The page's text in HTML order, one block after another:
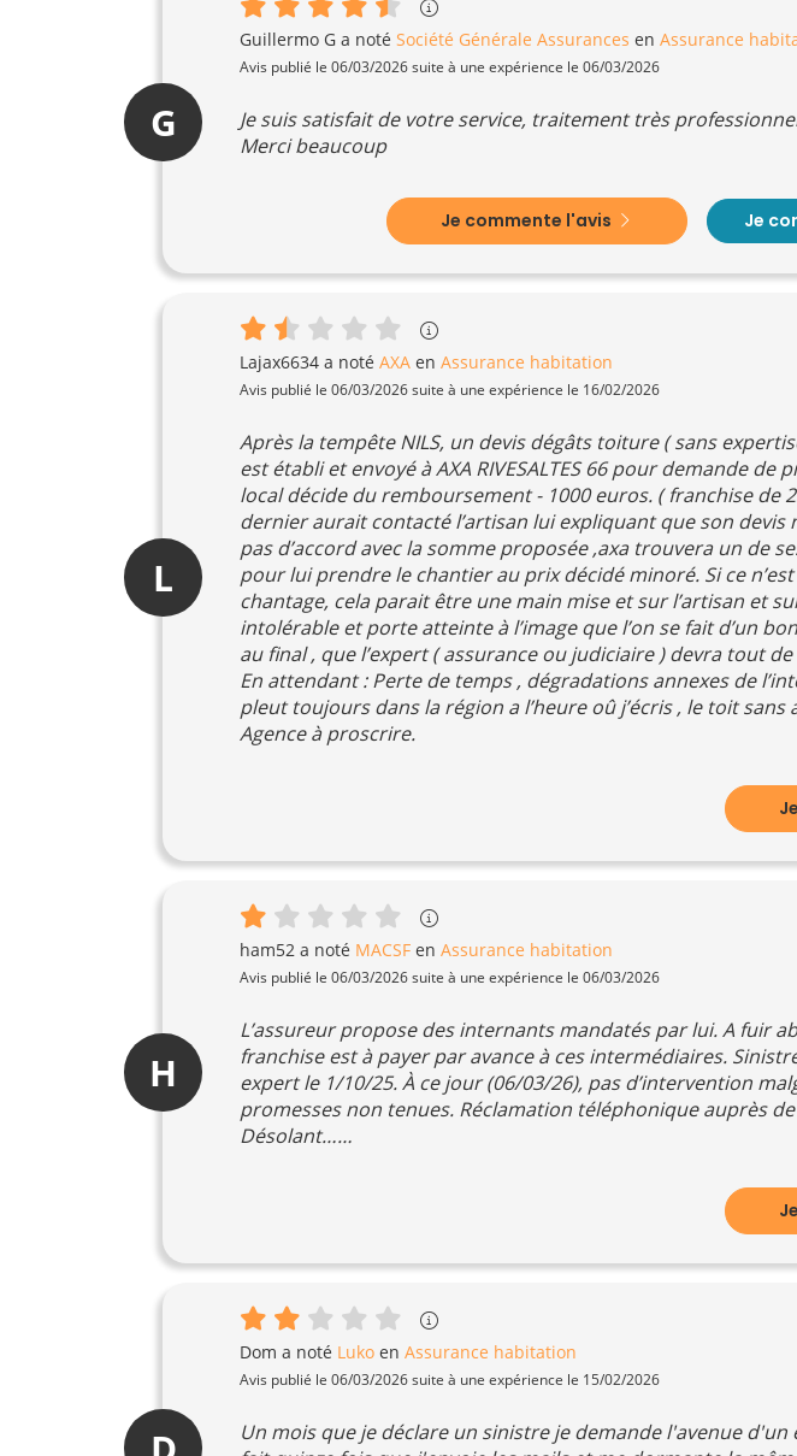
G
Guillermo G a noté Société Générale Assurances en Assurance
Avis publié le 06/03/2026 suite à une expérience le 06/03/2026
Je suis satisfait de votre service, traitement très
Merci beaucoup
Je commente l'avis Je
L
Lajax6634 a noté AXA en Assurance habitation
Avis publié le 06/03/2026 suite à une expérience le 16/02/2026
Après la tempête NILS, un devis dégâts toiture ( sans
est établi et envoyé à AXA RIVESALTES 66 pour demande de
local décide du remboursement - 1000 euros. ( franchise de
dernier aurait contacté l’artisan lui expliquant que son devis
pas d’accord avec la somme proposée ,axa trouvera un de
pour lui prendre le chantier au prix décidé minoré. Si ce
chantage, cela parait être une main mise et sur l’artisan et
intolérable et porte atteinte à l’image que l’on se fait d’un
au final , que l’expert ( assurance ou judiciaire ) devra tout
En attendant : Perte de temps , dégradations annexes de
pleut toujours dans la région a l’heure oû j’écris , le toit
Agence à proscrire.
H
ham52 a noté MACSF en Assurance habitation
Avis publié le 06/03/2026 suite à une expérience le 06/03/2026
L’assureur propose des internants mandatés par lui. A fuir
franchise est à payer par avance à ces intermédiaires.
expert le 1/10/25. À ce jour (06/03/26), pas d’intervention
promesses non tenues. Réclamation téléphonique auprès
Désolant……
Dom a noté Luko en Assurance habitation
Avis publié le 06/03/2026 suite à une expérience le 15/02/2026
Un mois que je déclare un sinistre je demande l'avenue